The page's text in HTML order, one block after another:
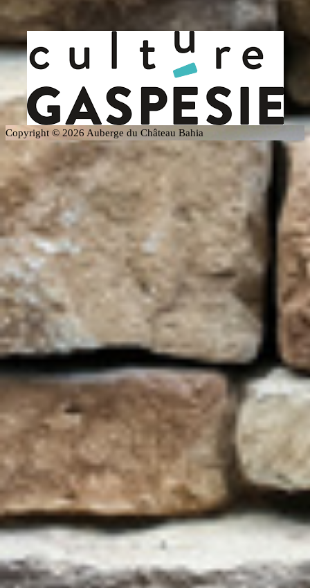
Copyright © 2026 Auberge du Château Bahia